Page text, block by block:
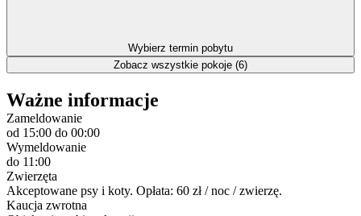
Wybierz termin pobytu
Zobacz wszystkie pokoje (6)
Ważne informacje
Zameldowanie
od 15:00 do 00:00
Wymeldowanie
do 11:00
Zwierzęta
Akceptowane psy i koty. Opłata: 60 zł / noc / zwierzę.
Kaucja zwrotna